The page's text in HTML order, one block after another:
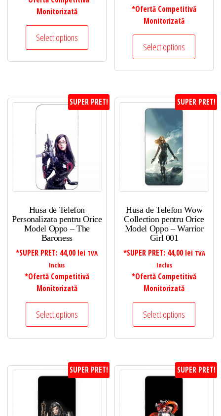
Monitorizată
Select options
*Ofertă Competitivă
Monitorizată
Select options
SUPER PRET!
Husa de Telefon
Personalizata pentru Orice
Model Oppo – The
Baroness
*SUPER PRET: 44,00 lei TVA
Inclus
*Ofertă Competitivă
Monitorizată
Select options
SUPER PRET!
Husa de Telefon Wow
Collection pentru Orice
Model Oppo – Warrior
Girl 001
*SUPER PRET: 44,00 lei TVA
Inclus
*Ofertă Competitivă
Monitorizată
Select options
SUPER PRET! SUPER PRET!